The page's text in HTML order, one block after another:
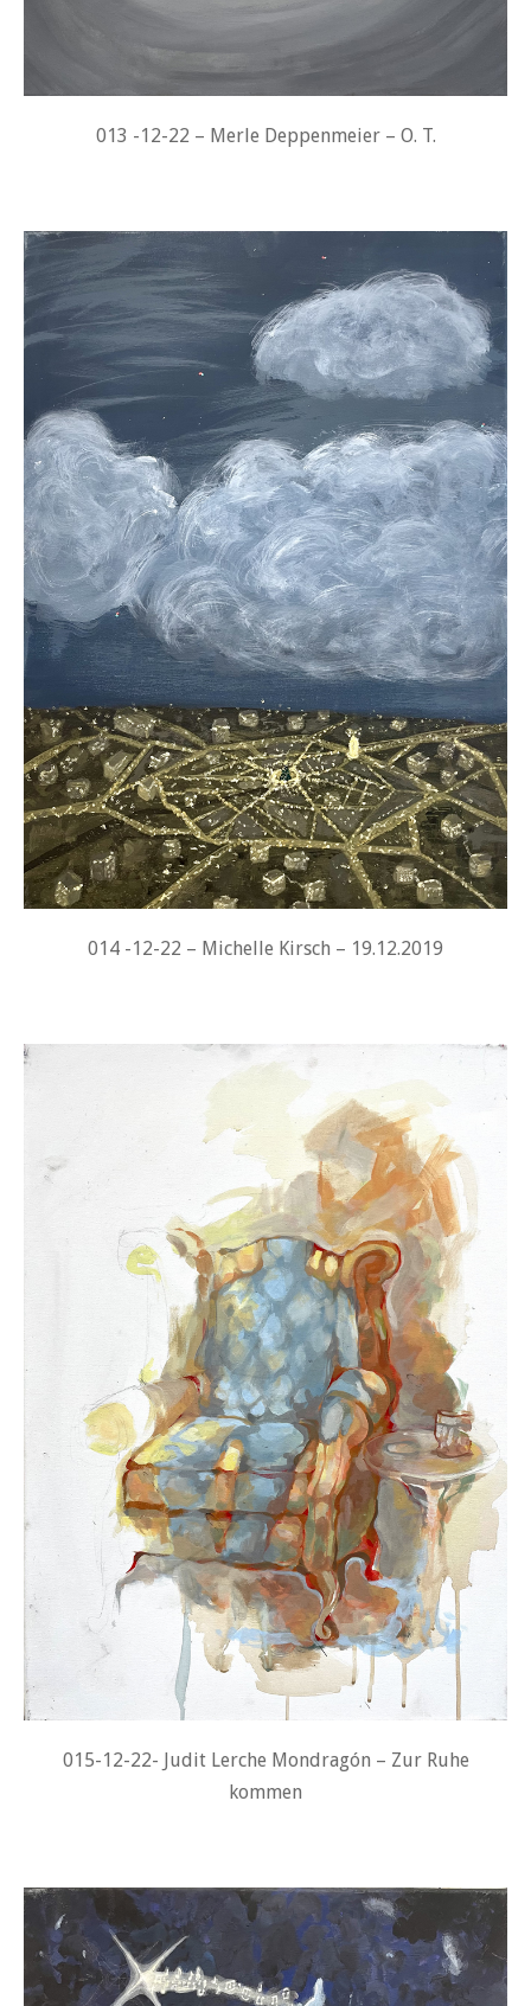
013 -12-22 – Merle Deppenmeier – O. T.
014 -12-22 – Michelle Kirsch – 19.12.2019
015-12-22- Judit Lerche Mondragón – Zur Ruhe
kommen